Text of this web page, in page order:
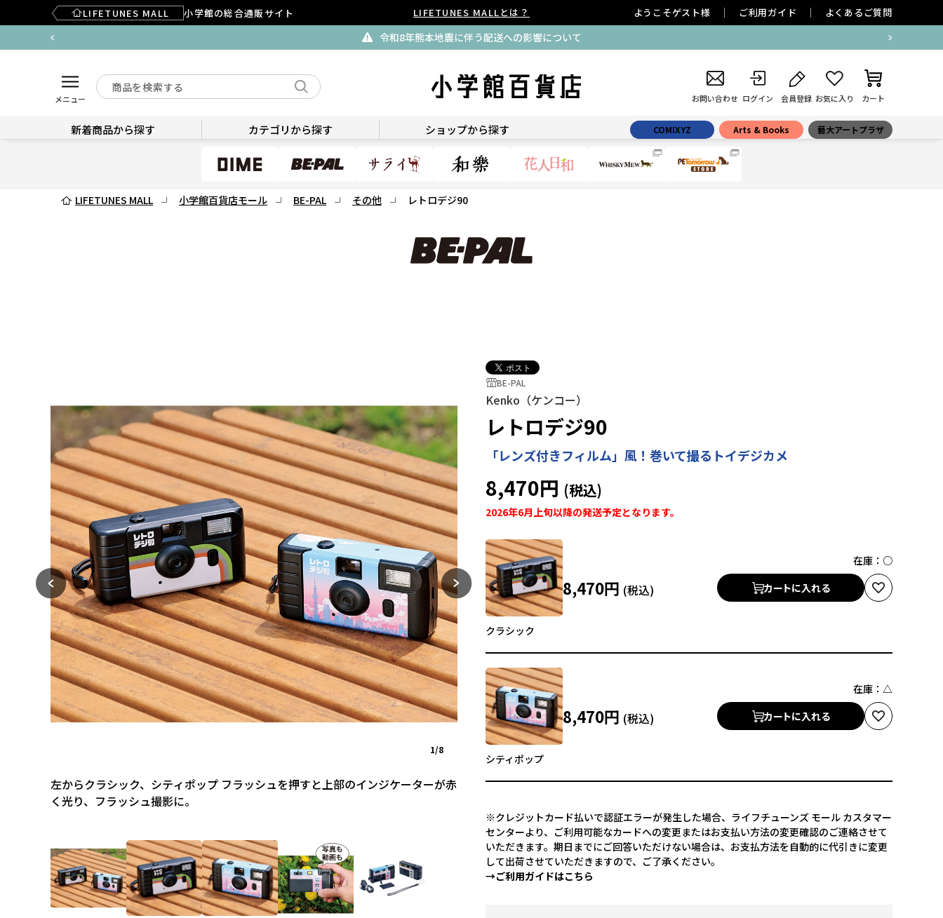
LIFETUNES MALL 小学館の総合通販サイト LIFETUNES MALLとは？ ようこそゲスト様 ご利用ガイド よくあるご質問
令和8年熊本地震に伴う配送への影響について
メニュー お問い合わせ ログイン 会員登録 お気に入り カート
新着商品から探す カテゴリから探す ショップから探す COMIXYZ Arts & Books 藝大アートプラザ
LIFETUNES MALL 小学館百貨店モール BE-PAL その他 レトロデジ90
BE-PAL
左からクラシック、シティポップ フラッシュを押すと上部のインジケーターが赤
く光り、フラッシュ撮影に。
1/8
BE-PAL
Kenko（ケンコー）
レトロデジ90
「レンズ付きフィルム」風！巻いて撮るトイデジカメ
8,470円
2026年6月上旬以降の発送予定となります。
クラシック
在庫： ○
8,470円 カートに入れる
シティポップ
在庫： △
8,470円 カートに入れる
※クレジットカード払いで認証エラーが発生した場合、ライフチューンズ モール カスタマー
センターより、ご利用可能なカードへの変更またはお支払い方法の変更確認のご連絡させて
いただきます。期日までにご回答いただけない場合は、お支払方法を自動的に代引きに変更
して出荷させていただきますので、ご了承ください。
→ご利用ガイドはこちら